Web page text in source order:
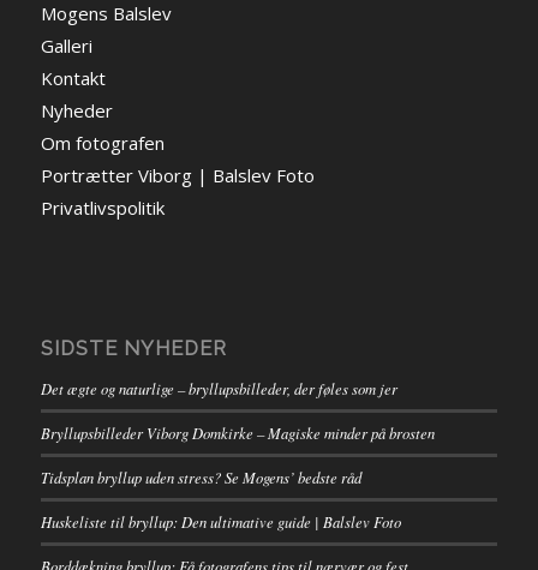
Mogens Balslev
Galleri
Kontakt
Nyheder
Om fotografen
Portrætter Viborg | Balslev Foto
Privatlivspolitik
SIDSTE NYHEDER
Det ægte og naturlige – bryllupsbilleder, der føles som jer
Bryllupsbilleder Viborg Domkirke – Magiske minder på brosten
Tidsplan bryllup uden stress? Se Mogens’ bedste råd
Huskeliste til bryllup: Den ultimative guide | Balslev Foto